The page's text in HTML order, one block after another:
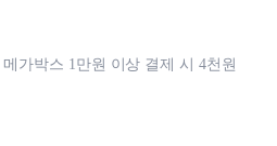
가박스 1만원 이상 결제 시 4천원